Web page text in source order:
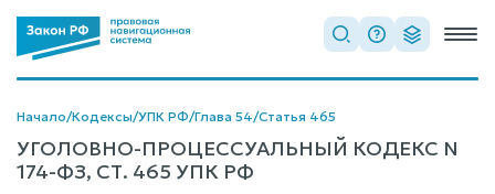
Начало/Кодексы/УПК РФ/Глава 54/Статья 465
УГОЛОВНО-ПРОЦЕССУАЛЬНЫЙ КОДЕКС N
174-ФЗ, СТ. 465 УПК РФ